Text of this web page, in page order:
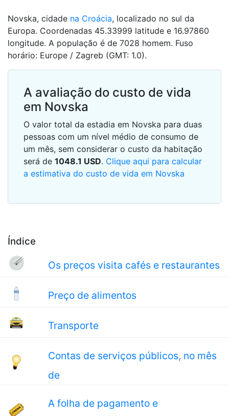
Índice
Os preços visita cafés e restaurantes
Preço de alimentos
Transporte
Contas de serviços públicos, no mês
de
A folha de pagamento e
Novska, cidade na Croácia, localizado no sul da
Europa. Coordenadas 45.33999 latitude e 16.97860
longitude. A população é de 7028 homem. Fuso
horário: Europe / Zagreb (GMT: 1.0).
A avaliação do custo de vida
em Novska
O valor total da estadia em Novska para duas
pessoas com um nível médio de consumo de
um mês, sem considerar o custo da habitação
será de 1048.1 USD. Clique aqui para calcular
a estimativa do custo de vida em Novska